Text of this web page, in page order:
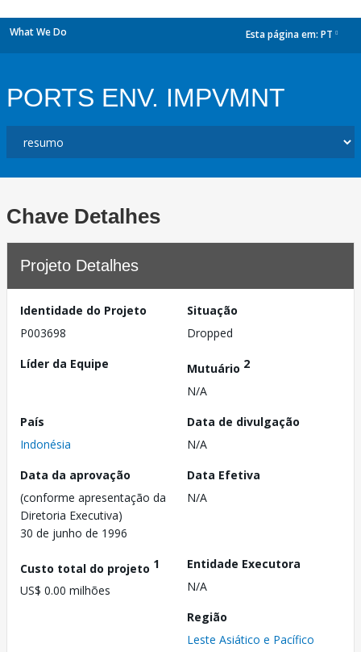
What We Do Esta página em: PT
PORTS ENV. IMPVMNT
Chave Detalhes
Projeto Detalhes
Identidade do Projeto
P003698
Situação
Dropped
Líder da Equipe
Mutuário 2
N/A
País
Indonésia
Data de divulgação
N/A
Data da aprovação
(conforme apresentação da
Diretoria Executiva)
30 de junho de 1996
Data Efetiva
N/A
Custo total do projeto 1
US$ 0.00 milhões
Entidade Executora
N/A
Região
Leste Asiático e Pacífico